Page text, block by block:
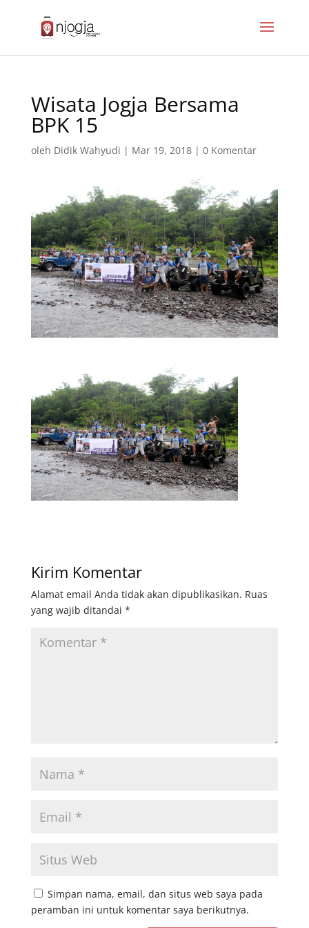
Wisata Jogja Bersama
BPK 15
oleh Didik Wahyudi | Mar 19, 2018| 0 Komentar
Kirim Komentar
Alamat email Anda tidak akan dipublikasikan. Ruas
yang wajib ditandai *
Simpan nama, email, dan situs web saya pada
peramban ini untuk komentar saya berikutnya.